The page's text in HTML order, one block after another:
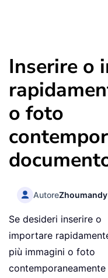
Inserire o
o foto
AutoreZhoumandy
Se desideri inserire o
importare
più immagini o foto
contemporaneamente